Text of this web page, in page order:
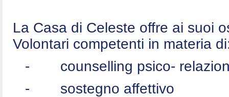
La Casa di Celeste offre ai suoi
Volontari competenti in materia
-
counselling psico-
-
sostegno affettivo